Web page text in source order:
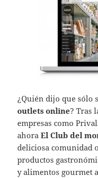
¿Quién dijo que sólo
outlets online? Tras
empresas como
ahoraEl Club del
deliciosa comunidad
productos
y alimentos gourmet